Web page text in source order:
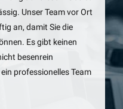
Unser Team vor Ort
an, damit Sie die
Es gibt keinen
besenrein
professionelles Team